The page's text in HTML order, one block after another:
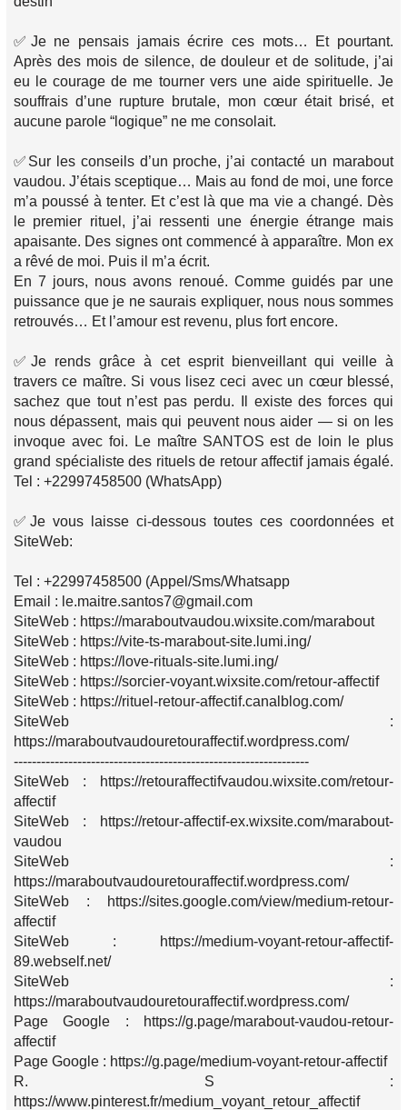
✅Je ne pensais jamais écrire ces mots… Et pourtant.
Après des mois de silence, de douleur et de solitude, j’ai
eu le courage de me tourner vers une aide spirituelle. Je
souffrais d’une rupture brutale, mon cœur était brisé, et
aucune parole “logique” ne me consolait.
✅Sur les conseils d’un proche, j’ai contacté un marabout
vaudou. J’étais sceptique… Mais au fond de moi, une force
m’a poussé à tenter. Et c’est là que ma vie a changé. Dès
le premier rituel, j’ai ressenti une énergie étrange mais
apaisante. Des signes ont commencé à apparaître. Mon ex
a rêvé de moi. Puis il m’a écrit.
En 7 jours, nous avons renoué. Comme guidés par une
puissance que je ne saurais expliquer, nous nous sommes
retrouvés… Et l’amour est revenu, plus fort encore.
✅Je rends grâce à cet esprit bienveillant qui veille à
travers ce maître. Si vous lisez ceci avec un cœur blessé,
sachez que tout n’est pas perdu. Il existe des forces qui
nous dépassent, mais qui peuvent nous aider — si on les
invoque avec foi. Le maître SANTOS est de loin le plus
grand spécialiste des rituels de retour affectif jamais égalé.
Tel : +22997458500 (WhatsApp)
✅Je vous laisse ci-dessous toutes ces coordonnées et
SiteWeb:
Tel : +22997458500 (Appel/Sms/Whatsapp
Email : le.maitre.santos7@gmail.com
SiteWeb : https://maraboutvaudou.wixsite.com/marabout
SiteWeb : https://vite-ts-marabout-site.lumi.ing/
SiteWeb : https://love-rituals-site.lumi.ing/
SiteWeb : https://sorcier-voyant.wixsite.com/retour-affectif
SiteWeb : https://rituel-retour-affectif.canalblog.com/
SiteWeb :
https://maraboutvaudouretouraffectif.wordpress.com/
-----------------------------------------------------------------
SiteWeb : https://retouraffectifvaudou.wixsite.com/retour-
affectif
SiteWeb : https://retour-affectif-ex.wixsite.com/marabout-
vaudou
SiteWeb :
https://maraboutvaudouretouraffectif.wordpress.com/
SiteWeb : https://sites.google.com/view/medium-retour-
affectif
SiteWeb : https://medium-voyant-retour-affectif-
89.webself.net/
SiteWeb :
https://maraboutvaudouretouraffectif.wordpress.com/
Page Google : https://g.page/marabout-vaudou-retour-
affectif
Page Google : https://g.page/medium-voyant-retour-affectif
R. S :
https://www.pinterest.fr/medium_voyant_retour_affectif